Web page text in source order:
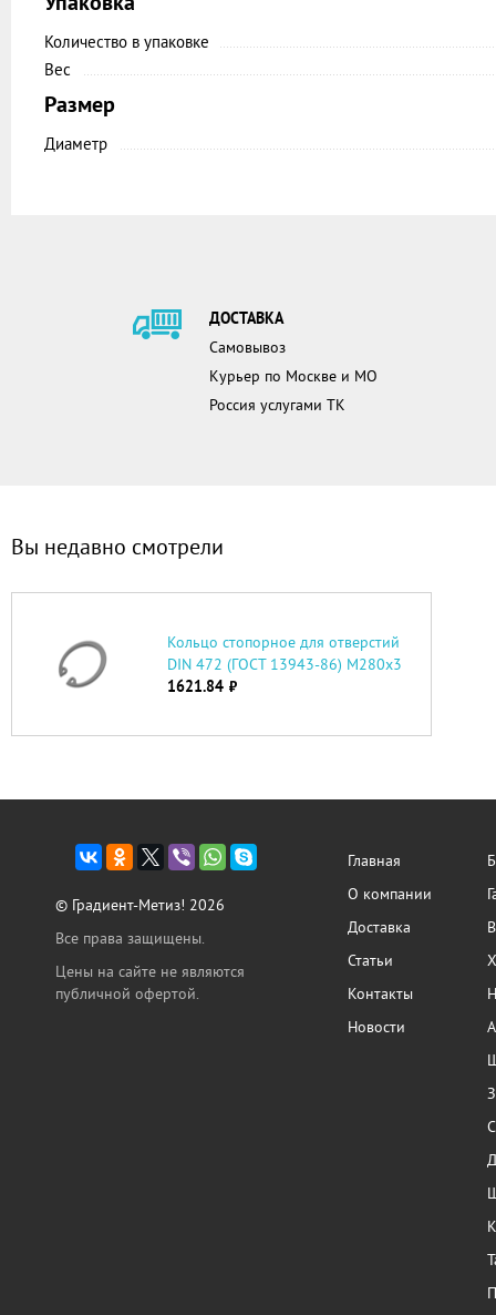
Количество в упаковке
Вес
Размер
Диаметр
ДОСТАВКА
Самовывоз
Курьер по Москве и МО
Россия услугами ТК
Вы недавно смотрели
Кольцо стопорное для отверстий
DIN 472 (ГОСТ 13943-86) М280х3
1621.84 руб.
© Градиент-Метиз! 2026
Все права защищены.
Цены на сайте не являются
публичной офертой.
Главная
О компании
Доставка
Статьи
Контакты
Новости